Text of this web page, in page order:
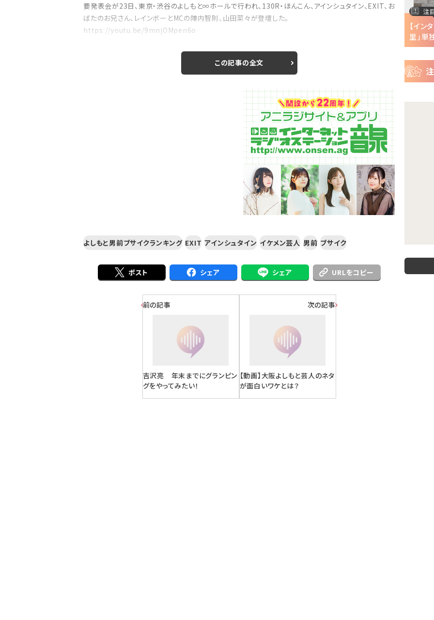
要発表会が23日、東京・渋谷のよしもと∞ホールで行われ、130R・ほんこん、アインシュタイン、EXIT、お
ばたのお兄さん、レインボーとMCの陣内智則、山田菜々が登壇した。
https://youtu.be/9mnjOMpen6o
この記事の全文
よしもと男前ブサイクランキング EXIT アインシュタイン イケメン芸人 男前 ブサイク
ポスト シェア シェア URLをコピー
前の記事
吉沢亮 年末までにグランピン
グをやってみたい！
次の記事
【動画】大阪よしもと芸人のネタ
が面白いワケとは？
注目の特集
【インタビュー】本仮屋ユイカ、ラジオ5年半で
たどり着いた”今”「...
注目の特集 注
【イン
里」単